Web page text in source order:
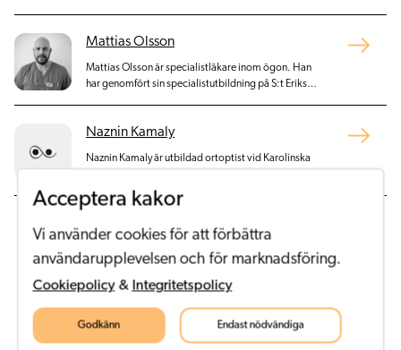
Mattias Olsson
Mattias Olsson är specialistläkare inom ögon. Han
har genomfört sin specialistutbildning på S:t Eriks
Naznin Kamaly
Naznin Kamaly är utbildad ortoptist vid Karolinska
som ortoptist på ögonmottagningen vid
Mälarsjukhuset i Eskilstuna.
Alla medarbetare
Acceptera kakor
Vi använder cookies för att förbättra
användarupplevelsen och för marknadsföring.
Cookiepolicy & Integritetspolicy
Godkänn Endast nödvändiga